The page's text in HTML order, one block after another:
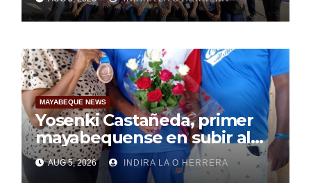
pesquisa
MAYABEQUE NEWS
Yosenki Castañeda, primer
mayabequense en subir al
podio centroamericano
AUG 5, 2026 INDIRA LA O HERRERA